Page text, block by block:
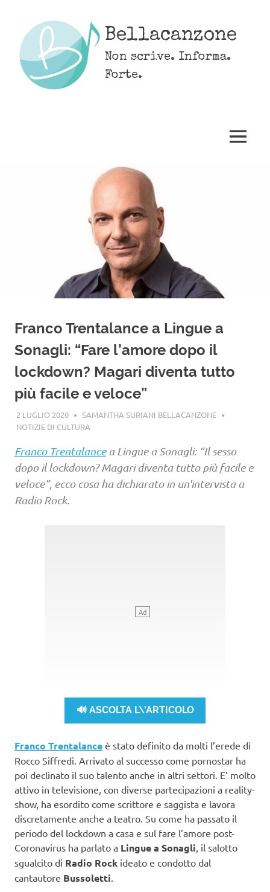
content
Bellacanzone
Non scrive. Informa.
Forte.
MENU
Franco Trentalance a Lingue a
Sonagli: “Fare l’amore dopo il
lockdown? Magari diventa tutto
più facile e veloce”
2 LUGLIO 2020
SAMANTHA SURIANI BELLACANZONE
NOTIZIE DI CULTURA
Franco Trentalancea Lingue a Sonagli: “Il sesso
dopo il lockdown? Magari diventa tutto più facile e
veloce”, ecco cosa ha dichiarato in un'intervista a
Radio Rock.
🔊 ASCOLTA L\'ARTICOLO
Franco Trentalance è stato definito da molti l’erede di
Rocco Siffredi. Arrivato al successo come pornostar ha
poi declinato il suo talento anche in altri settori. E’ molto
attivo in televisione, con diverse partecipazioni a reality-
show, ha esordito come scrittore e saggista e lavora
discretamente anche a teatro. Su come ha passato il
periodo del lockdown a casa e sul fare l’amore post-
Coronavirus ha parlato a Lingue a Sonagli , il salotto
sgualcito di Radio Rock ideato e condotto dal
cantautore Bussoletti